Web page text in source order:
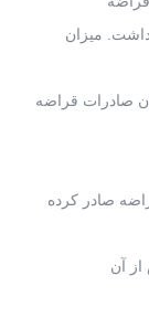
ماهانه داشت. میزان
میزان صادرات قراضه
آن